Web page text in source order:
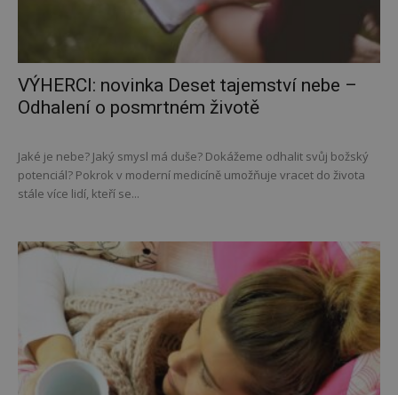
VÝHERCI: novinka Deset tajemství nebe –
Odhalení o posmrtném životě
Jaké je nebe? Jaký smysl má duše? Dokážeme odhalit svůj božský
potenciál? Pokrok v moderní medicíně umožňuje vracet do života
stále více lidí, kteří se...